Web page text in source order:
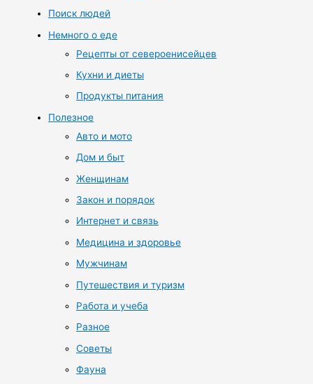
Поиск людей
Немного о еде
Рецепты от североенисейцев
Кухни и диеты
Продукты питания
Полезное
Авто и мото
Дом и быт
Женщинам
Закон и порядок
Интернет и связь
Медицина и здоровье
Мужчинам
Путешествия и туризм
Работа и учеба
Разное
Советы
Фауна